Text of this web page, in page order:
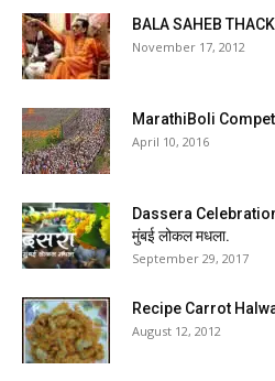
BALA SAHEB
November 17, 2012
MarathiBoli
April 10, 2016
Dassera
मुंबई लोकल मधला.
September 29, 2017
Recipe Carrot Halwa
August 12, 2012